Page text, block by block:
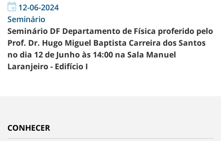
12-06-2024
Seminário
Seminário DF Departamento de Física proferido pelo
Prof. Dr. Hugo Miguel Baptista Carreira dos Santos
no dia 12 de Junho às 14:00 na Sala Manuel
Laranjeiro - Edifício I
CONHECER